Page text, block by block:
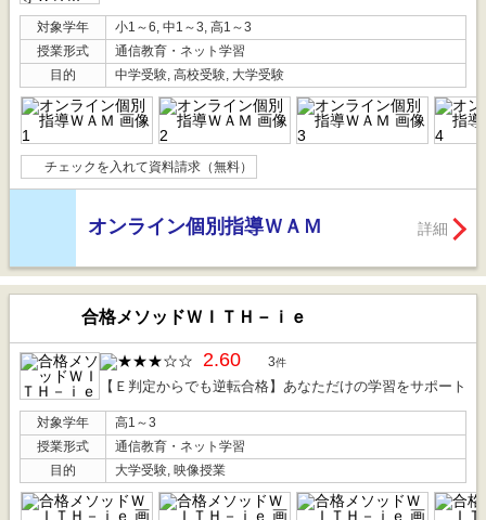
対象学年
小1～6, 中1～3, 高1～3
授業形式
通信教育・ネット学習
目的
中学受験, 高校受験, 大学受験
チェックを入れて資料請求（無料）
オンライン個別指導ＷＡＭ 詳細
合格メソッドＷＩＴＨ－ｉｅ
2.60 3件
【Ｅ判定からでも逆転合格】あなただけの学習をサポート
対象学年
高1～3
授業形式
通信教育・ネット学習
目的
大学受験, 映像授業